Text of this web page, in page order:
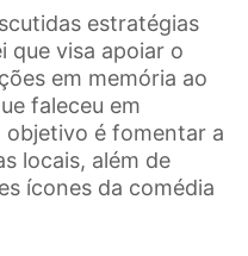
estratégias
que visa apoiar o
em memória ao
faleceu em
objetivo é fomentar a
locais, além de
ícones da comédia